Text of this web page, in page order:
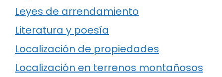
Leyes de arrendamiento
Literatura y poesía
Localización de propiedades
Localización en terrenos montañosos